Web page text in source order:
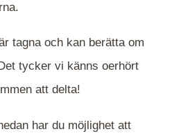
tagna och kan berätta om
tycker vi känns oerhört
att delta!
har du möjlighet att